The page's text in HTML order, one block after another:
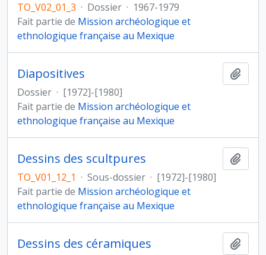
TO_V02_01_3 · Dossier · 1967-1979
Fait partie de Mission archéologique et
ethnologique française au Mexique
Diapositives
Dossier · [1972]-[1980]
Fait partie de Mission archéologique et
ethnologique française au Mexique
Dessins des scultpures
TO_V01_12_1 · Sous-dossier · [1972]-[1980]
Fait partie de Mission archéologique et
ethnologique française au Mexique
Dessins des céramiques